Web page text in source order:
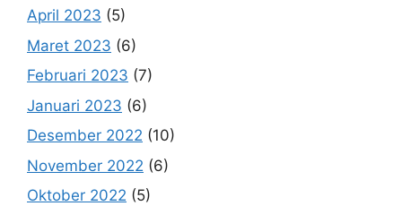
April 2023 (5)
Maret 2023 (6)
Februari 2023 (7)
Januari 2023 (6)
Desember 2022 (10)
November 2022 (6)
Oktober 2022 (5)